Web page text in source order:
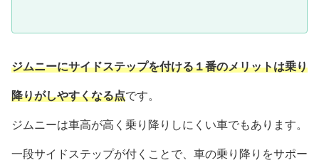
ジムニーにサイドステップを付ける１番のメリットは乗り
降りがしやすくなる点です。
ジムニーは車高が高く乗り降りしにくい車でもあります。
一段サイドステップが付くことで、車の乗り降りをサポー